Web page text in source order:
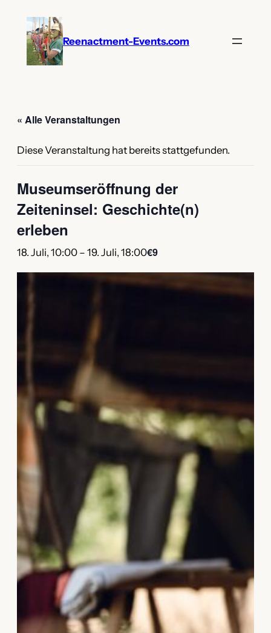
Reenactment-Events.com
« Alle Veranstaltungen
Diese Veranstaltung hat bereits stattgefunden.
Museumseröffnung der
Zeiteninsel: Geschichte(n)
erleben
18. Juli, 10:00 – 19. Juli, 18:00€9